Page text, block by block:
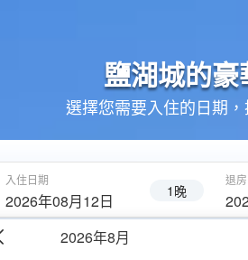
鹽湖城的豪
選擇您需要入住的日期
入住日期
2026年08月12日 1晚
退
2026年8月